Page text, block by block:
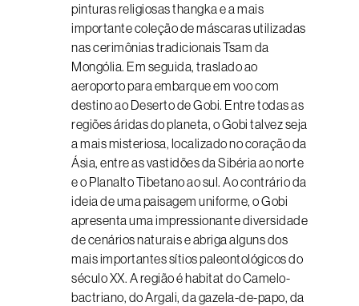
pinturas religiosas thangka e a mais
importante coleção de máscaras utilizadas
nas cerimônias tradicionais Tsam da
Mongólia. Em seguida, traslado ao
aeroporto para embarque em voo com
destino ao Deserto de Gobi. Entre todas as
regiões áridas do planeta, o Gobi talvez seja
a mais misteriosa, localizado no coração da
Ásia, entre as vastidões da Sibéria ao norte
e o Planalto Tibetano ao sul. Ao contrário da
ideia de uma paisagem uniforme, o Gobi
apresenta uma impressionante diversidade
de cenários naturais e abriga alguns dos
mais importantes sítios paleontológicos do
século XX. A região é habitat do Camelo-
bactriano, do Argali, da gazela-de-papo, da